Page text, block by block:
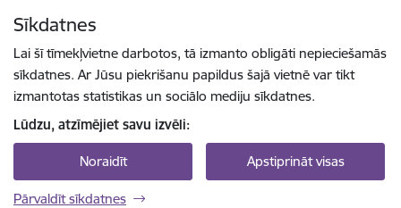
Sīkdatnes
Lai šī tīmekļvietne darbotos, tā izmanto obligāti nepieciešamās
sīkdatnes. Ar Jūsu piekrišanu papildus šajā vietnē var tikt
izmantotas statistikas un sociālo mediju sīkdatnes.
Lūdzu, atzīmējiet savu izvēli:
Noraidīt Apstiprināt visas
Pārvaldīt sīkdatnes